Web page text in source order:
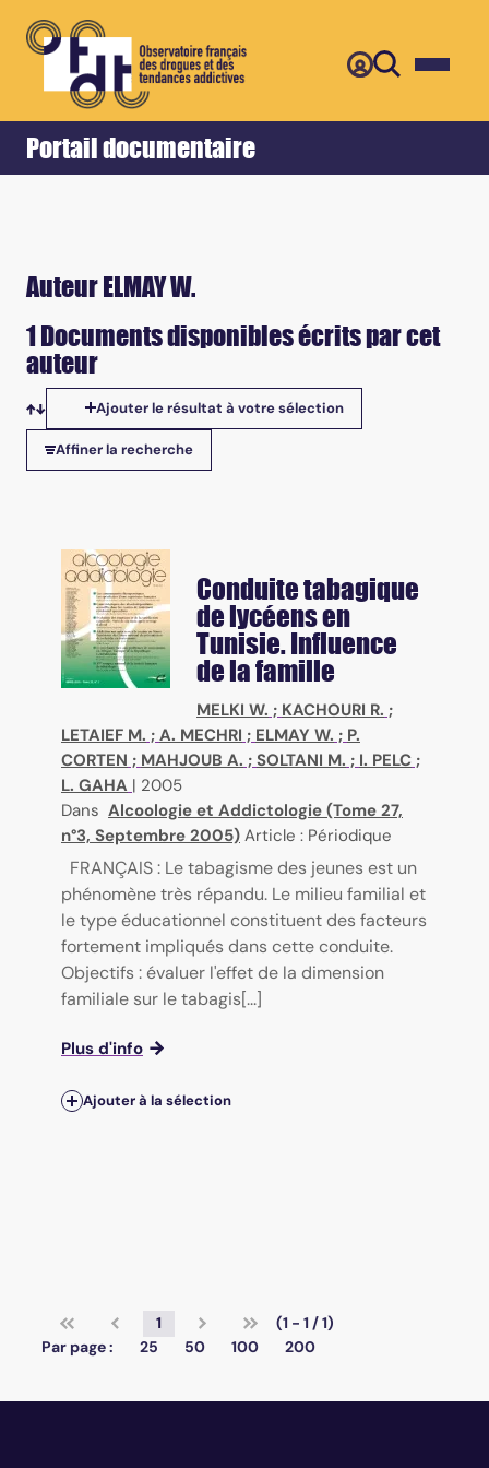
Portail documentaire
Accueil Retour
Auteur ELMAY W.
1 Documents disponibles écrits par cet
auteur
Tris disponibles
Ajouter le résultat à votre sélection
Affiner la recherche
Conduite tabagique
de lycéens en
Tunisie. Influence
de la famille
MELKI W. ; KACHOURI R. ;
LETAIEF M. ; A. MECHRI ; ELMAY W. ; P.
CORTEN ; MAHJOUB A. ; SOLTANI M. ; I. PELC ;
L. GAHA | 2005
Dans Alcoologie et Addictologie (Tome 27,
n°3, Septembre 2005) Article : Périodique
FRANÇAIS : Le tabagisme des jeunes est un
phénomène très répandu. Le milieu familial et
le type éducationnel constituent des facteurs
fortement impliqués dans cette conduite.
Objectifs : évaluer l'effet de la dimension
familiale sur le tabagis[...]
Plus d'info
Ajouter à la sélection
1
(1 - 1 / 1)
Par page :
25 50 100 200